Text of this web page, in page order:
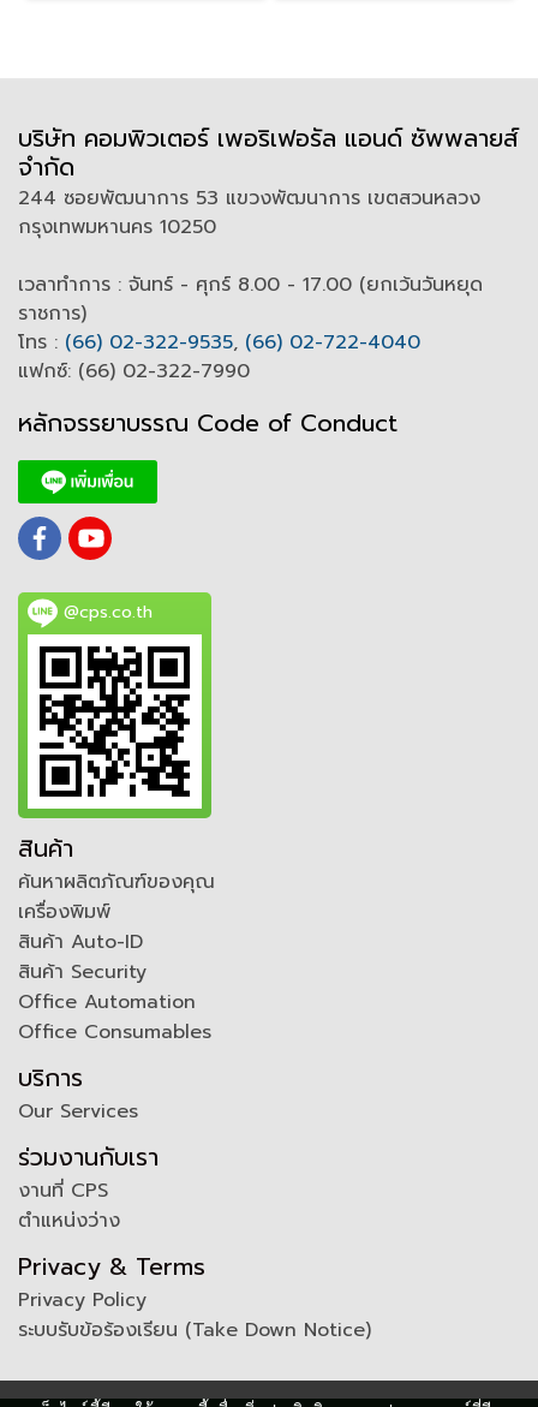
บริษัท คอมพิวเตอร์ เพอริเฟอรัล แอนด์ ซัพพลายส์
จำกัด
244 ซอยพัฒนาการ 53 แขวงพัฒนาการ เขตสวนหลวง
กรุงเทพมหานคร 10250
เวลาทำการ : จันทร์ - ศุกร์ 8.00 - 17.00 (ยกเว้นวันหยุด
ราชการ)
โทร : (66) 02-322-9535, (66) 02-722-4040
แฟกซ์: (66) 02-322-7990
หลักจรรยาบรรณ Code of Conduct
@cps.co.th
สินค้า
ค้นหาผลิตภัณฑ์ของคุณ
เครื่องพิมพ์
สินค้า Auto-ID
สินค้า Security
Office Automation
Office Consumables
บริการ
Our Services
ร่วมงานกับเรา
งานที่ CPS
ตำแหน่งว่าง
Privacy & Terms
Privacy Policy
ระบบรับข้อร้องเรียน (Take Down Notice)